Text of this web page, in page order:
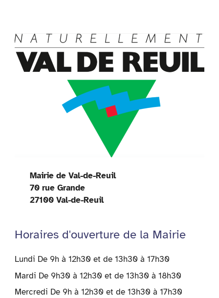
Mairie de Val-de-Reuil
70 rue Grande
27100 Val-de-Reuil
Horaires d'ouverture de la Mairie
Lundi De 9h à 12h30 et de 13h30 à 17h30
Mardi De 9h30 à 12h30 et de 13h30 à 18h30
Mercredi De 9h à 12h30 et de 13h30 à 17h30